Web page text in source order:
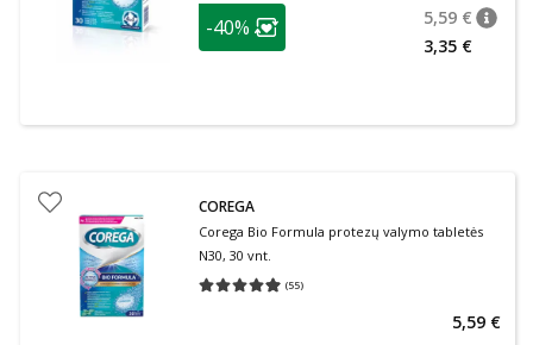
patarimas
Lojalumo klubo narių nuolaida
-40% 5,59 €
3,35 €
COREGA
Corega Bio Formula protezų valymo tabletės
N30, 30 vnt.
(55)
Vidutinis įvertinimas 4.98
5,59 €